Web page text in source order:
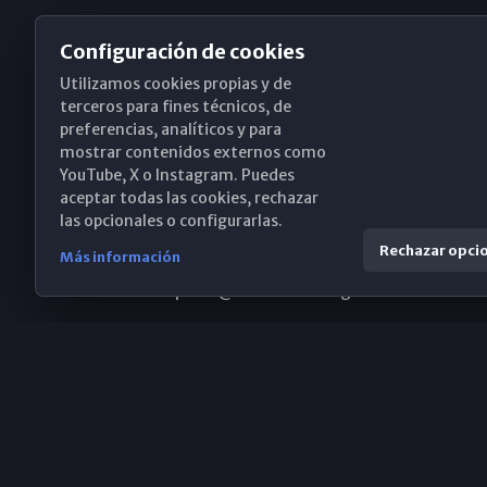
Obispado de Málaga
Santa María, 18-20. 29015 Málaga
(+34) 952 224 386
Configuración de cookies
Utilizamos cookies propias y de
terceros para fines técnicos, de
preferencias, analíticos y para
mostrar contenidos externos como
YouTube, X o Instagram. Puedes
aceptar todas las cookies, rechazar
las opcionales o configurarlas.
Más información Rechazar